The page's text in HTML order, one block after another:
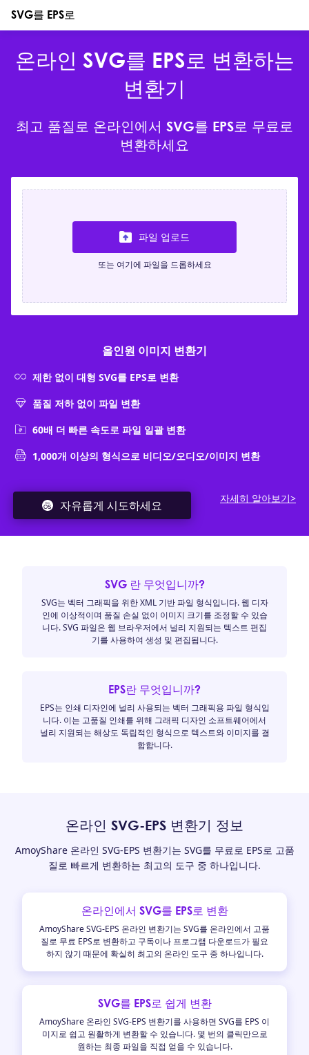
SVG를 EPS로
온라인 SVG를 EPS로 변환하는
변환기
최고 품질로 온라인에서 SVG를 EPS로 무료로
변환하세요
파일 업로드
또는 여기에 파일을 드롭하세요
올인원 이미지 변환기
제한 없이 대형 SVG를 EPS로 변환
품질 저하 없이 파일 변환
60배 더 빠른 속도로 파일 일괄 변환
1,000개 이상의 형식으로 비디오/오디오/이미지 변환
자유롭게 시도하세요
자세히 알아보기>
SVG 란 무엇입니까?
SVG는 벡터 그래픽을 위한 XML 기반 파일 형식입니다. 웹 디자
인에 이상적이며 품질 손실 없이 이미지 크기를 조정할 수 있습
니다. SVG 파일은 웹 브라우저에서 널리 지원되는 텍스트 편집
기를 사용하여 생성 및 편집됩니다.
EPS란 무엇입니까?
EPS는 인쇄 디자인에 널리 사용되는 벡터 그래픽용 파일 형식입
니다. 이는 고품질 인쇄를 위해 그래픽 디자인 소프트웨어에서
널리 지원되는 해상도 독립적인 형식으로 텍스트와 이미지를 결
합합니다.
온라인 SVG-EPS 변환기 정보
AmoyShare 온라인 SVG-EPS 변환기는 SVG를 무료로 EPS로 고품
질로 빠르게 변환하는 최고의 도구 중 하나입니다.
온라인에서 SVG를 EPS로 변환
AmoyShare SVG-EPS 온라인 변환기는 SVG를 온라인에서 고품
질로 무료 EPS로 변환하고 구독이나 프로그램 다운로드가 필요
하지 않기 때문에 확실히 최고의 온라인 도구 중 하나입니다.
SVG를 EPS로 쉽게 변환
AmoyShare 온라인 SVG-EPS 변환기를 사용하면 SVG를 EPS 이
미지로 쉽고 원활하게 변환할 수 있습니다. 몇 번의 클릭만으로
원하는 최종 파일을 직접 얻을 수 있습니다.